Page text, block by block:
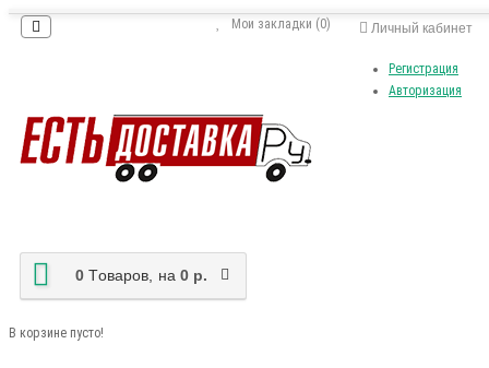
Личный кабинет
Регистрация
Авторизация
Мои закладки (0)
0 Tоваров, на 0 р.
В корзине пусто!